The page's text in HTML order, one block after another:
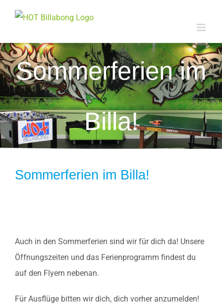
Sommerferien im
Billa!
Sommerferien im Billa!
Auch in den Sommerferien sind wir für dich da! Unsere
Öffnungszeiten und das Ferienprogramm findest du
auf den Flyern nebenan.
Für Ausflüge bitten wir dich, dich vorher anzumelden!